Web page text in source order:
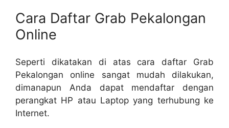
Cara Daftar Grab Pekalongan
Online
Seperti dikatakan di atas cara daftar Grab
Pekalongan online sangat mudah dilakukan,
dimanapun Anda dapat mendaftar dengan
perangkat HP atau Laptop yang terhubung ke
Internet.